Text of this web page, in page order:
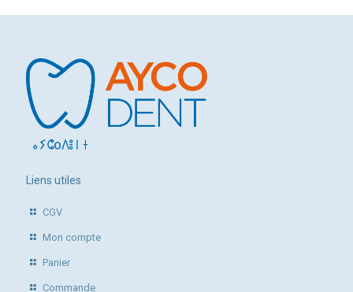
Liens utiles
CGV
Mon compte
Panier
Commande